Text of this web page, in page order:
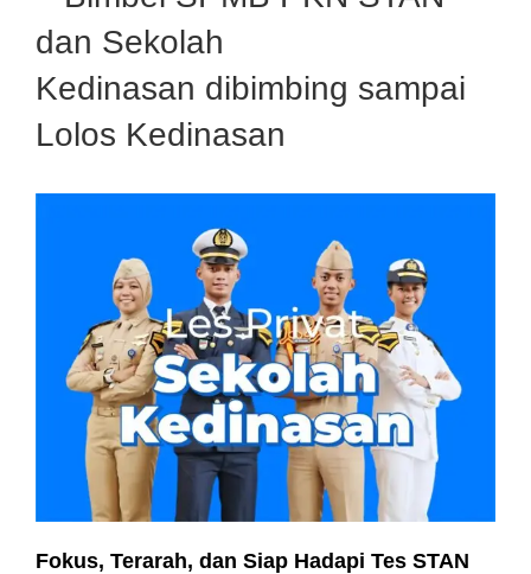
dan Sekolah
Kedinasan dibimbing sampai
Lolos Kedinasan
Fokus, Terarah, dan Siap Hadapi Tes STAN